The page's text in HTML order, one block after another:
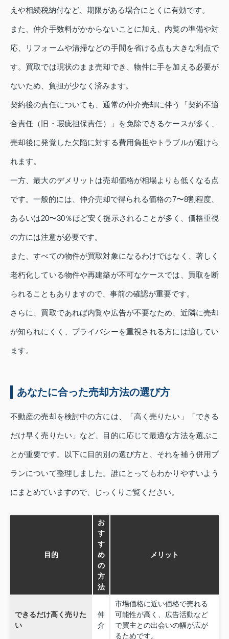
えや相続税納付など、期限がある場合にとくに有効です。
また、仲介手数料がかからないことに加え、内覧の準備や対
応、リフォームや清掃などの手間を省ける点も大きな利点で
す。買取では現状のまま売却でき、物件に手を加える必要が
ないため、負担が少なく済みます。
契約後の責任についても、通常の仲介売却に伴う「契約不適
合責任（旧・瑕疵担保責任）」を免除できるケースが多く、
売却後に発覚した欠陥に対する費用負担やトラブルが避けら
れます。
一方、最大のデメリットは売却価格が相場よりも低くなる点
です。一般的には、仲介売却で得られる価格の7〜8割程度、
あるいは20〜30％ほど安く提示されることが多く、価格重視
の方には注意が必要です。
また、すべての物件が買取対象になるわけではなく、著しく
老朽化している物件や再建築が不可なケースでは、買取を断
られることもありますので、事前の確認が重要です。
さらに、買取であれば内覧や広告が不要なため、近隣に売却
が知られにくく、プライバシーを重視される方には適してい
ます。
あなたに合った売却方法の選び方
不動産の売却を検討中の方には、「高く売りたい」「できる
だけ早く売りたい」など、目的に応じて最適な方法を選ぶこ
とが重要です。以下に目的別の選び方と、それを補う併用プ
ランについて整理しました。誰にとってもわかりやすいよう
にまとめていますので、じっくりご覧ください。
目的
お
す
す
め
の
方
法
メリット
できるだけ高く売りた
い
仲
介
市場価格に近い価格で売れる
可能性が高く、広告活動など
で買主との出会いの幅が広が
るためです。